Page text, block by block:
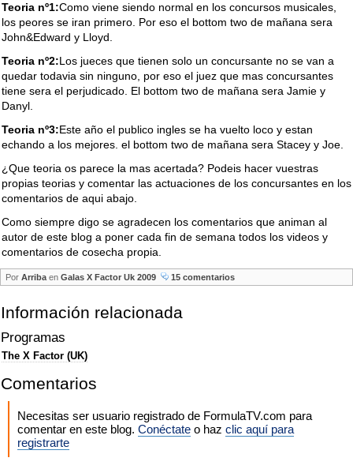
Teoria nº1:Como viene siendo normal en los concursos musicales,
los peores se iran primero. Por eso el bottom two de mañana sera
John&Edward y Lloyd.
Teoria nº2:Los jueces que tienen solo un concursante no se van a
quedar todavia sin ninguno, por eso el juez que mas concursantes
tiene sera el perjudicado. El bottom two de mañana sera Jamie y
Danyl.
Teoria nº3:Este año el publico ingles se ha vuelto loco y estan
echando a los mejores. el bottom two de mañana sera Stacey y Joe.
¿Que teoria os parece la mas acertada? Podeis hacer vuestras
propias teorias y comentar las actuaciones de los concursantes en los
comentarios de aqui abajo.
Como siempre digo se agradecen los comentarios que animan al
autor de este blog a poner cada fin de semana todos los videos y
comentarios de cosecha propia.
Por Arriba en Galas X Factor Uk 2009 15 comentarios
Información relacionada
Programas
The X Factor (UK)
Comentarios
Necesitas ser usuario registrado de FormulaTV.com para
comentar en este blog. Conéctate o haz clic aquí para
registrarte